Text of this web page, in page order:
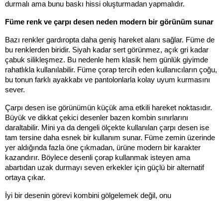
durmalı ama bunu baskı hissi oluşturmadan yapmalıdır.
Füme renk ve çarpı desen neden modern bir görünüm sunar
Bazı renkler gardıropta daha geniş hareket alanı sağlar. Füme de
bu renklerden biridir. Siyah kadar sert görünmez, açık gri kadar
çabuk silikleşmez. Bu nedenle hem klasik hem günlük giyimde
rahatlıkla kullanılabilir. Füme çorap tercih eden kullanıcıların çoğu,
bu tonun farklı ayakkabı ve pantolonlarla kolay uyum kurmasını
sever.
Çarpı desen ise görünümün küçük ama etkili hareket noktasıdır.
Büyük ve dikkat çekici desenler bazen kombin sınırlarını
daraltabilir. Mini ya da dengeli ölçekte kullanılan çarpı desen ise
tam tersine daha esnek bir kullanım sunar. Füme zemin üzerinde
yer aldığında fazla öne çıkmadan, ürüne modern bir karakter
kazandırır. Böylece desenli çorap kullanmak isteyen ama
abartıdan uzak durmayı seven erkekler için güçlü bir alternatif
ortaya çıkar.
İyi bir desenin görevi kombini gölgelemek değil, onu